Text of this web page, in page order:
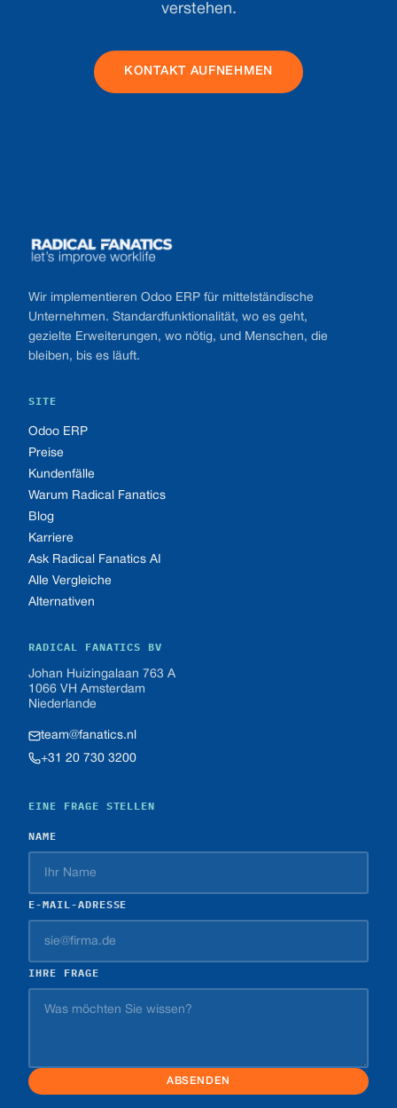
verstehen.
KONTAKT AUFNEHMEN
Wir implementieren Odoo ERP für mittelständische
Unternehmen. Standardfunktionalität, wo es geht,
gezielte Erweiterungen, wo nötig, und Menschen, die
bleiben, bis es läuft.
SITE
Odoo ERP
Preise
Kundenfälle
Warum Radical Fanatics
Blog
Karriere
Ask Radical Fanatics AI
Alle Vergleiche
Alternativen
RADICAL FANATICS BV
Johan Huizingalaan 763 A
1066 VH Amsterdam
Niederlande
team@fanatics.nl
+31 20 730 3200
EINE FRAGE STELLEN
NAME
E-MAIL-ADRESSE
IHRE FRAGE
ABSENDEN